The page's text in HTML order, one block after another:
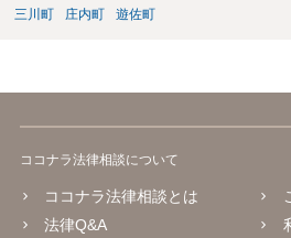
三川町
庄内町 遊佐町
ココナラ法律相談について
ココナラ法律相談とは
法律Q&A